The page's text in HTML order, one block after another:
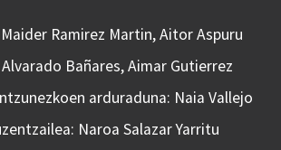
Ramirez Martin, Aitor Aspuru
Alvarado Bañares, Aimar Gutierrez
arduraduna: Naia Vallejo
Naroa Salazar Yarritu